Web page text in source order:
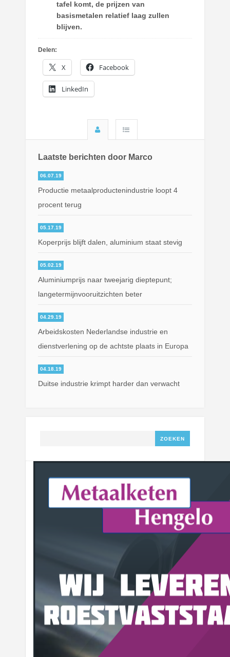
tafel komt, de prijzen van
basismetalen relatief laag zullen
blijven.
Delen:
X Facebook
LinkedIn
Laatste berichten door Marco
06.07.19
Productie metaalproductenindustrie loopt 4
procent terug
05.17.19
Koperprijs blijft dalen, aluminium staat stevig
05.02.19
Aluminiumprijs naar tweejarig dieptepunt;
langetermijnvooruitzichten beter
04.29.19
Arbeidskosten Nederlandse industrie en
dienstverlening op de achtste plaats in Europa
04.18.19
Duitse industrie krimpt harder dan verwacht